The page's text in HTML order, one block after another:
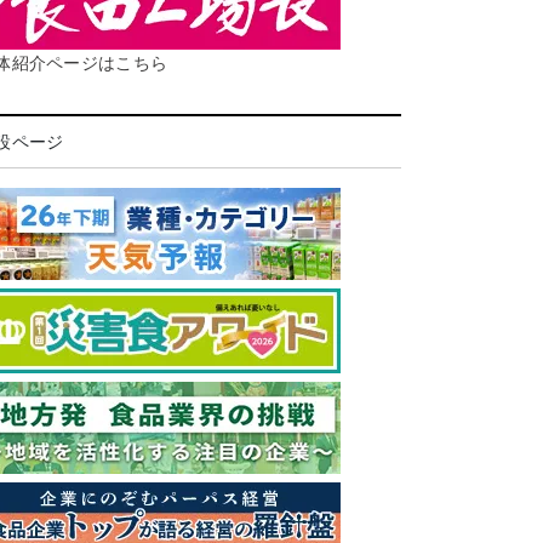
紹介ページはこちら
ページ